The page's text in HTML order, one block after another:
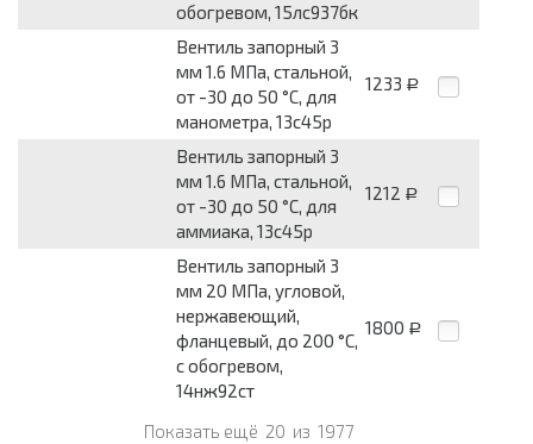
обогревом, 15лс937бк
Вентиль запорный 3
мм 1.6 МПа, стальной,
от -30 до 50 °С, для
манометра, 13с45р
1233 Р
Вентиль запорный 3
мм 1.6 МПа, стальной,
от -30 до 50 °С, для
аммиака, 13с45р
1212 Р
Вентиль запорный 3
мм 20 МПа, угловой,
нержавеющий,
фланцевый, до 200 °С,
с обогревом,
14нж92ст
1800 Р
Показать ещё 20 из 1977